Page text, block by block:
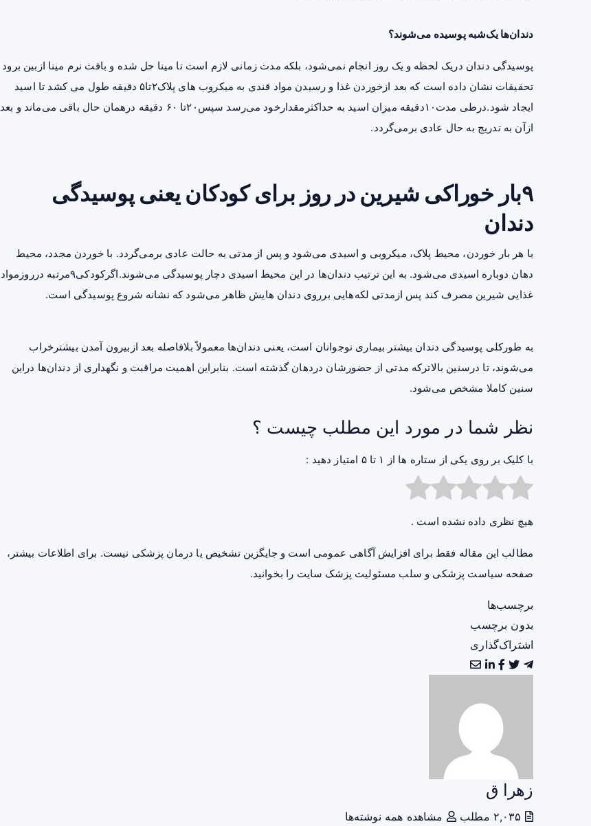
دندان‌ها یک‌شبه پوسیده می‌شوند؟
پوسیدگی دندان دریک لحظه و یک روز انجام نمی‌شود، بلکه مدت زمانی لازم است تا مینا حل شده و بافت نرم مینا ازبین برود
تحقیقات نشان داده است که بعد ازخوردن غذا و رسیدن مواد قندی به میکروب های پلاک۲تا۵ دقیقه طول می کشد تا اسید
ایجاد شود.درطی مدت۱۰دقیقه میزان اسید به حداکثرمقدارخود می‌رسد سپس۲۰تا ۶۰ دقیقه درهمان حال باقی می‌ماند و بعد
ازآن به تدریج به حال عادی برمی‌گردد.
۹بار خوراکی شیرین در روز برای کودکان یعنی پوسیدگی
دندان
با هر بار خوردن، محیط پلاک، میکروبی و اسیدی می‌شود و پس از مدتی به حالت عادی برمی‌گردد. با خوردن مجدد، محیط
دهان دوباره اسیدی می‌شود. به این ترتیب دندان‌ها در این محیط اسیدی دچار پوسیدگی می‌شوند.اگرکودکی۹مرتبه درروزمواد
غذایی شیرین مصرف کند پس ازمدتی لکه‌هایی برروی دندان هایش ظاهر می‌شود که نشانه شروع پوسیدگی است.
به طورکلی پوسیدگی دندان بیشتر بیماری نوجوانان است، یعنی دندان‌ها معمولاً بلافاصله بعد ازبیرون آمدن بیشترخراب
می‌شوند، تا درسنین بالاترکه مدتی از حضورشان دردهان گذشته است. بنابراین اهمیت مراقبت و نگهداری از دندان‌ها دراین
سنین کاملا مشخص می‌شود.
نظر شما در مورد این مطلب چیست ؟
با کلیک بر روی یکی از ستاره ها از ۱ تا ۵ امتیاز دهید :
هیچ نظری داده نشده است .
مطالب این مقاله فقط برای افزایش آگاهی عمومی است و جایگزین تشخیص یا درمان پزشکی نیست. برای اطلاعات بیشتر،
صفحه سیاست پزشکی و سلب مسئولیت پزشک سایت را بخوانید.
برچسب‌ها
بدون برچسب
اشتراک‌گذاری
زهرا ق
مشاهده همه نوشته‌ها